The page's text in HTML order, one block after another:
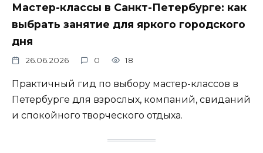
Мастер-классы в Санкт-Петербурге: как
выбрать занятие для яркого городского
дня
26.06.2026 0 18
Практичный гид по выбору мастер-классов в
Петербурге для взрослых, компаний, свиданий
и спокойного творческого отдыха.